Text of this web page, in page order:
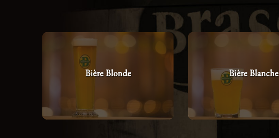
Bière Blonde Bière Blanche